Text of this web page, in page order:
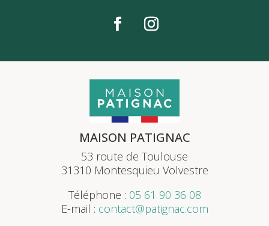
MAISON PATIGNAC
53 route de Toulouse
31310 Montesquieu Volvestre
Téléphone : 05 61 90 36 08
E-mail : contact@patignac.com